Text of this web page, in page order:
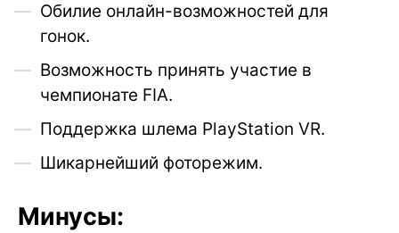
Обилие онлайн-возможностей для
гонок.
Возможность принять участие в
чемпионате FIA.
Поддержка шлема PlayStation VR.
Шикарнейший фоторежим.
Минусы: